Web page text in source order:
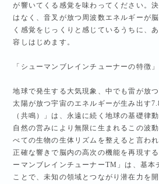
が響いてくる感覚を味わってください。
はなく、音叉が放つ周波数エネルギーが
く感覚をじっくりと感じているうちに、
容しはじめます。
「シューマンブレインチューナーの特徴」
地球で発生する大気現象、中でも雷が放
太陽が放つ宇宙のエネルギーが生み出す
（共鳴）」は、永遠に続く地球の基礎律動
自然の営みにより無限に生まれるこの波
べての生物の生体リズムを整えると言われ
正確な響きで脳内の高次の機能を再現す
ーマンブレインチューナーTM」は、基本
ことで、未知の領域とつながり潜在力を